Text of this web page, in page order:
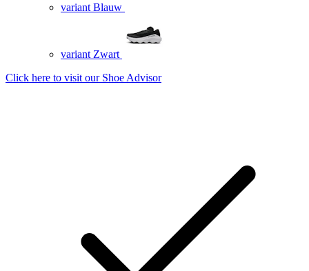
variant Blauw
variant Zwart
Click here to visit our Shoe Advisor